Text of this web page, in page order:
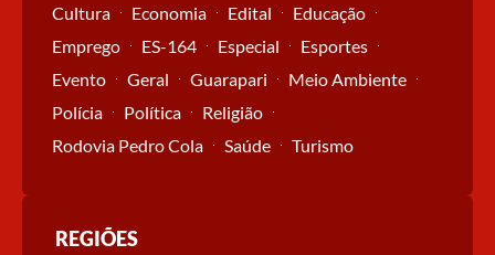
Cultura
Economia Edital
Educação
Emprego
ES-164 Especial
Esportes
Evento
Geral Guarapari
Meio Ambiente
Polícia
Política
Religião
Rodovia Pedro Cola
Saúde Turismo
REGIÕES